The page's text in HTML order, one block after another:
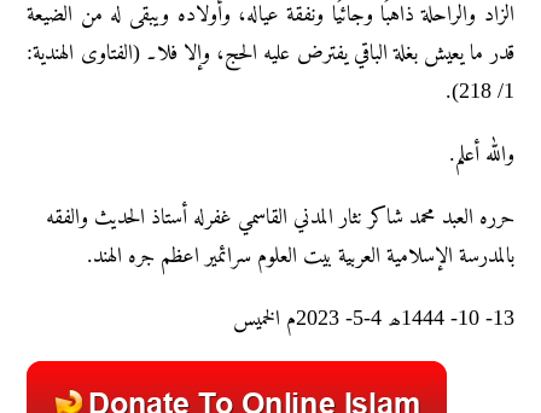
الزاد والراحلة ذاهبًا وجائيًا ونفقة عياله، وأولاده ويبقى له من الضيعة
قدر ما يعيش بغلة الباقي يفترض عليه الحج، وإلا فلا۔ (الفتاوى الهندية:
1/ 218).
والله أعلم.
حرره العبد محمد شاکر نثار المدني القاسمي غفرله أستاذ الحديث والفقه
بالمدرسة الإسلامية العربية بيت العلوم سرائمير اعظم جره الهند.
13- 10- 1444ھ 4-5- 2023م الخمیس